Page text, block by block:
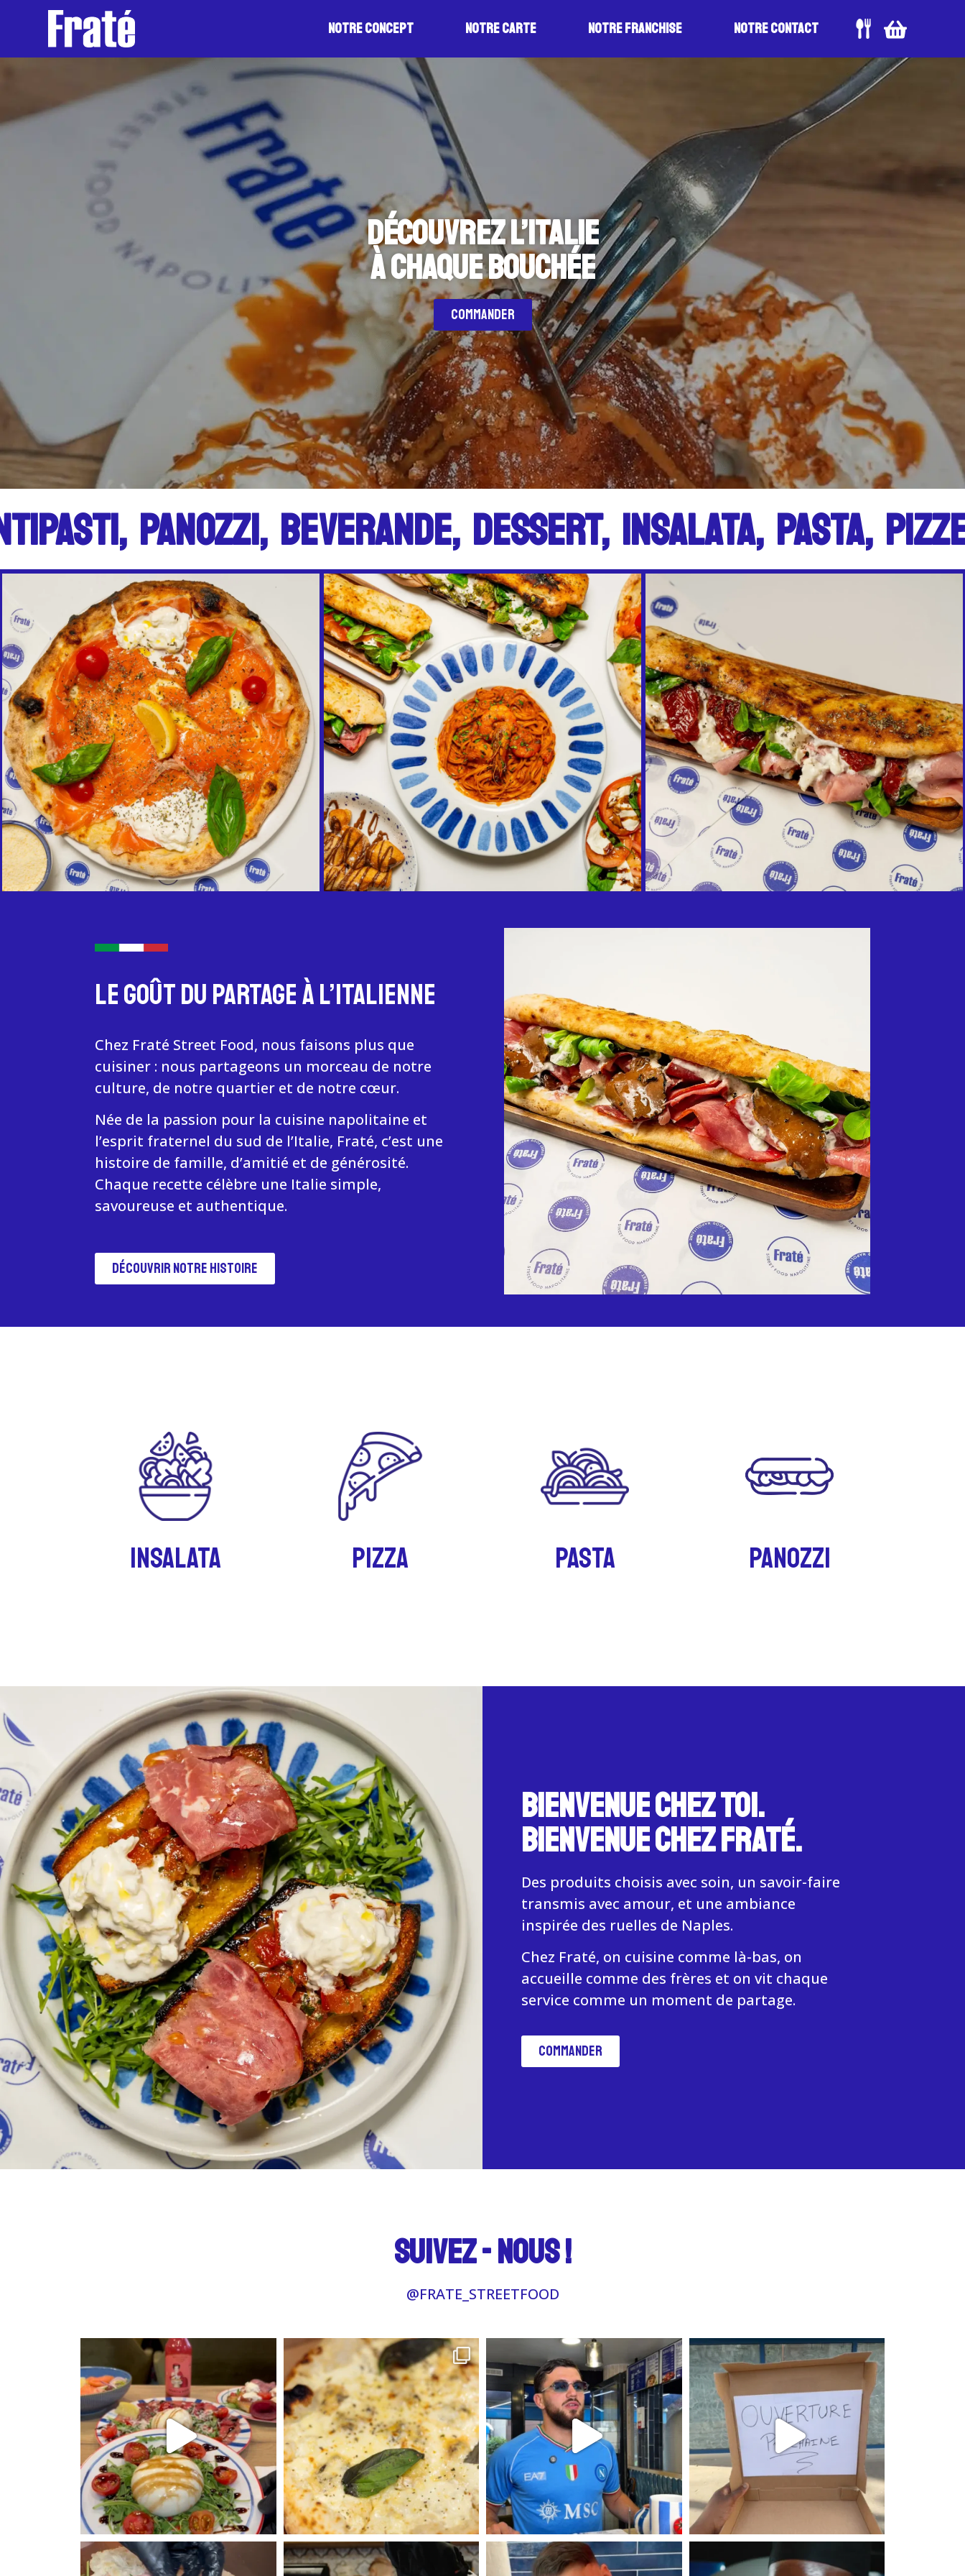
Notre Concept Notre Carte Notre Franchise Notre Contact
DÉCOUVREZ L’ITALIE
À CHAQUE BOUCHÉE
COMMANDER
DESSERT,INSALATA, PASTA, PIZZE, ANTIPASTI,
LE GOÛT DU PARTAGE À L’ITALIENNE
Chez Fraté Street Food, nous faisons plus que
cuisiner : nous partageons un morceau de notre
culture, de notre quartier et de notre cœur.
Née de la passion pour la cuisine napolitaine et
l’esprit fraternel du sud de l’Italie, Fraté, c’est une
histoire de famille, d’amitié et de générosité.
Chaque recette célèbre une Italie simple,
savoureuse et authentique.
Découvrir notre histoire
INSALATA PIZZA PASTA PANoZZI
BIENVENUE CHEZ TOI.
BIENVENUE CHEZ FRATÉ.
Des produits choisis avec soin, un savoir-faire
transmis avec amour, et une ambiance
inspirée des ruelles de Naples.
Chez Fraté, on cuisine comme là-bas, on
accueille comme des frères et on vit chaque
service comme un moment de partage.
Commander
SUIVEZ - NOUS !
@FRATE_STREETFOOD